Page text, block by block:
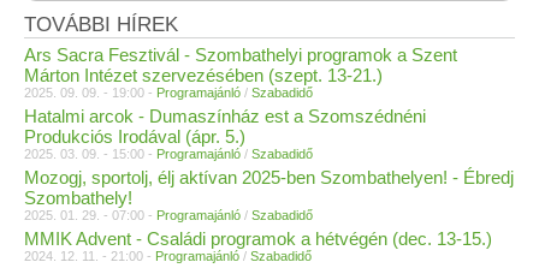
TOVÁBBI HÍREK
Ars Sacra Fesztivál - Szombathelyi programok a Szent
Márton Intézet szervezésében (szept. 13-21.)
2025. 09. 09. - 19:00 - Programajánló / Szabadidő
Hatalmi arcok - Dumaszínház est a Szomszédnéni
Produkciós Irodával (ápr. 5.)
2025. 03. 09. - 15:00 - Programajánló / Szabadidő
Mozogj, sportolj, élj aktívan 2025-ben Szombathelyen! - Ébredj
Szombathely!
2025. 01. 29. - 07:00 - Programajánló / Szabadidő
MMIK Advent - Családi programok a hétvégén (dec. 13-15.)
2024. 12. 11. - 21:00 - Programajánló / Szabadidő